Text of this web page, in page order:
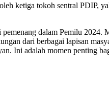
ketiga tokoh sentral PDIP,
dalam Pemilu
dari berbagai lapisan
Ini adalah momen penting